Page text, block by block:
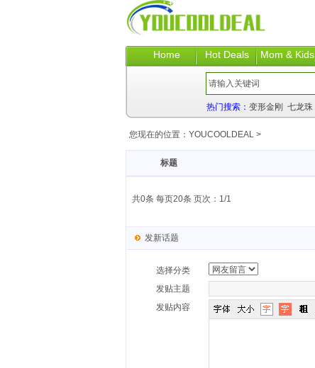
Home Hot Deals Mom & Kids
热门搜索： 变形金刚 七龙珠
您现在的位置： YOUCOOLDEAL >
标题
共0条 每页20条 页次：1/1
发新话题
选择分类
发贴主题
发贴内容